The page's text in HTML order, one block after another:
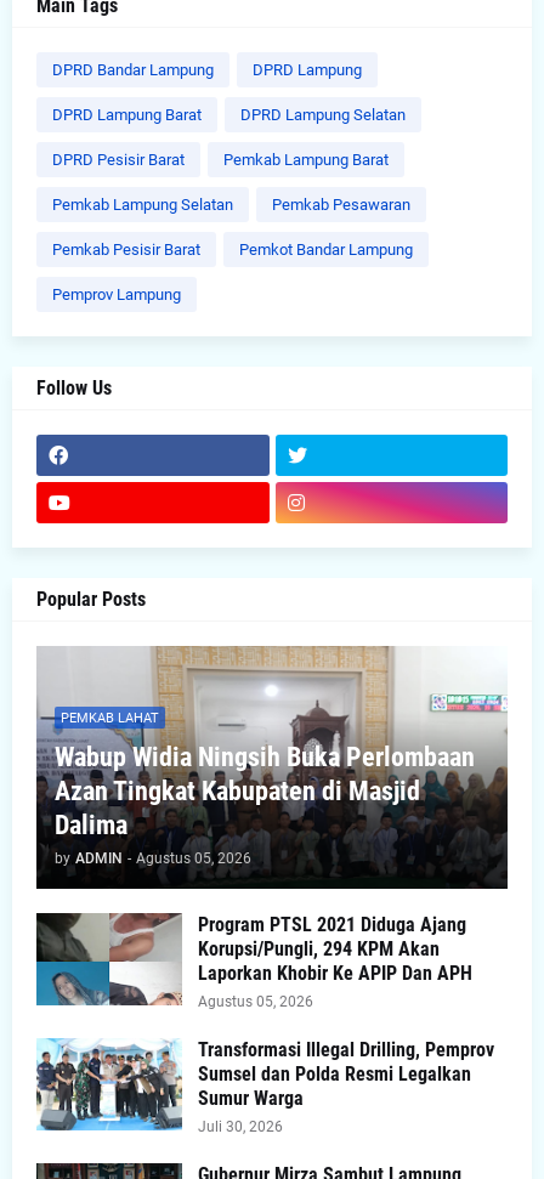
Main Tags
DPRD Bandar Lampung DPRD Lampung
DPRD Lampung Barat DPRD Lampung Selatan
DPRD Pesisir Barat Pemkab Lampung Barat
Pemkab Lampung Selatan Pemkab Pesawaran
Pemkab Pesisir Barat Pemkot Bandar Lampung
Pemprov Lampung
Follow Us
Popular Posts
PEMKAB LAHAT
Wabup Widia Ningsih Buka Perlombaan
Azan Tingkat Kabupaten di Masjid
Dalima
by ADMIN - Agustus 05, 2026
Program PTSL 2021 Diduga Ajang
Korupsi/Pungli, 294 KPM Akan
Laporkan Khobir Ke APIP Dan APH
Agustus 05, 2026
Transformasi Illegal Drilling, Pemprov
Sumsel dan Polda Resmi Legalkan
Sumur Warga
Juli 30, 2026